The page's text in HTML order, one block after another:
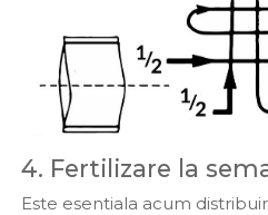
4. Fertilizare la
Este esentiala acum